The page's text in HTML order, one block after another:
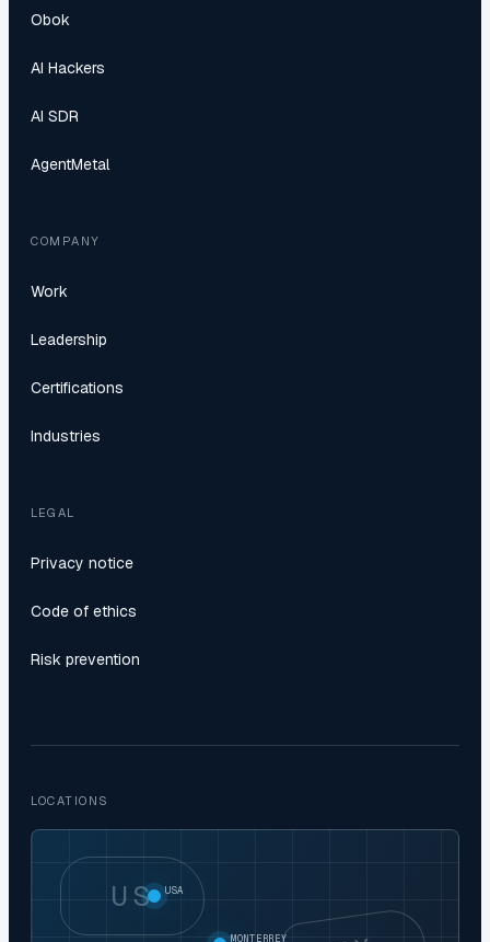
Obok
AI Hackers
AI SDR
AgentMetal
COMPANY
Work
Leadership
Certifications
Industries
LEGAL
Privacy notice
Code of ethics
Risk prevention
LOCATIONS
US USA
MONTERREY